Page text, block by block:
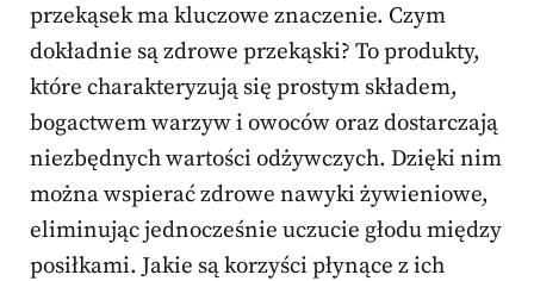
przekąsek ma kluczowe znaczenie. Czym
dokładnie są zdrowe przekąski? To produkty,
które charakteryzują się prostym składem,
bogactwem warzyw i owoców oraz dostarczają
niezbędnych wartości odżywczych. Dzięki nim
można wspierać zdrowe nawyki żywieniowe,
eliminując jednocześnie uczucie głodu między
posiłkami. Jakie są korzyści płynące z ich